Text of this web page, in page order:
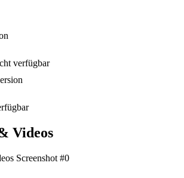
verfügbar
Videos